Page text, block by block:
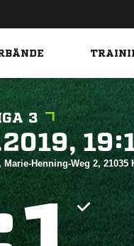
3

Henning-Weg 2, 21035